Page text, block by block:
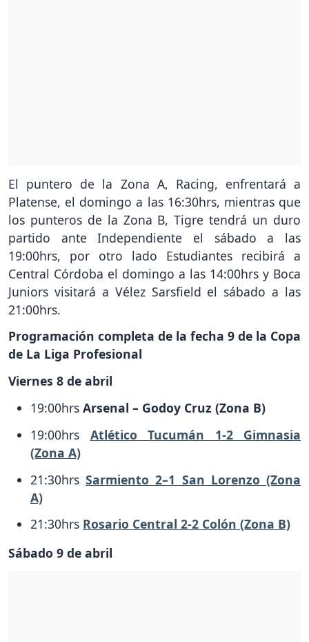
El puntero de la Zona A, Racing, enfrentará a
Platense, el domingo a las 16:30hrs, mientras que
los punteros de la Zona B, Tigre tendrá un duro
partido ante Independiente el sábado a las
19:00hrs, por otro lado Estudiantes recibirá a
Central Córdoba el domingo a las 14:00hrs y Boca
Juniors visitará a Vélez Sarsfield el sábado a las
21:00hrs.
Programación completa de la fecha 9 de la Copa
de La Liga Profesional
Viernes 8 de abril
19:00hrs Arsenal – Godoy Cruz (Zona B)
19:00hrs Atlético Tucumán 1-2 Gimnasia
(Zona A)
21:30hrsSarmiento 2–1 San Lorenzo (Zona
A)
21:30hrs Rosario Central 2-2 Colón (Zona B)
Sábado 9 de abril